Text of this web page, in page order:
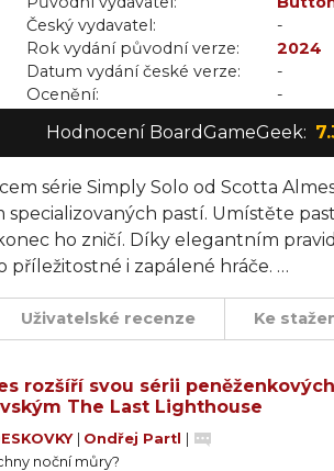
Český vydavatel:
-
Rok vydání původní verze:
2024
Datum vydání české verze:
-
Ocenění:
-
Hodnocení BoardGameGeek:
série Simply Solo od Scotta
pastí. Umístěte
ho zničí. Díky elegantním
příležitostné i zapálené hráče.
Uživatelské recenze Ke
rozšíří svou sérii
The Last Lighthouse
Ondřej Partl
noční můry?